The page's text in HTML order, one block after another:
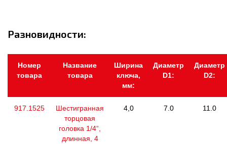
Разновидности:
Номер
товара
Название
товара
Ширина
ключа,
мм:
Диаметр
D1:
Диаметр
D2:
917.1525
Шестигранная
торцовая
головка 1/4“,
длинная, 4
4,0 7.0 11.0